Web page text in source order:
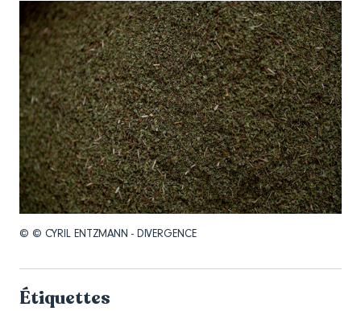
© © CYRIL ENTZMANN - DIVERGENCE
Étiquettes